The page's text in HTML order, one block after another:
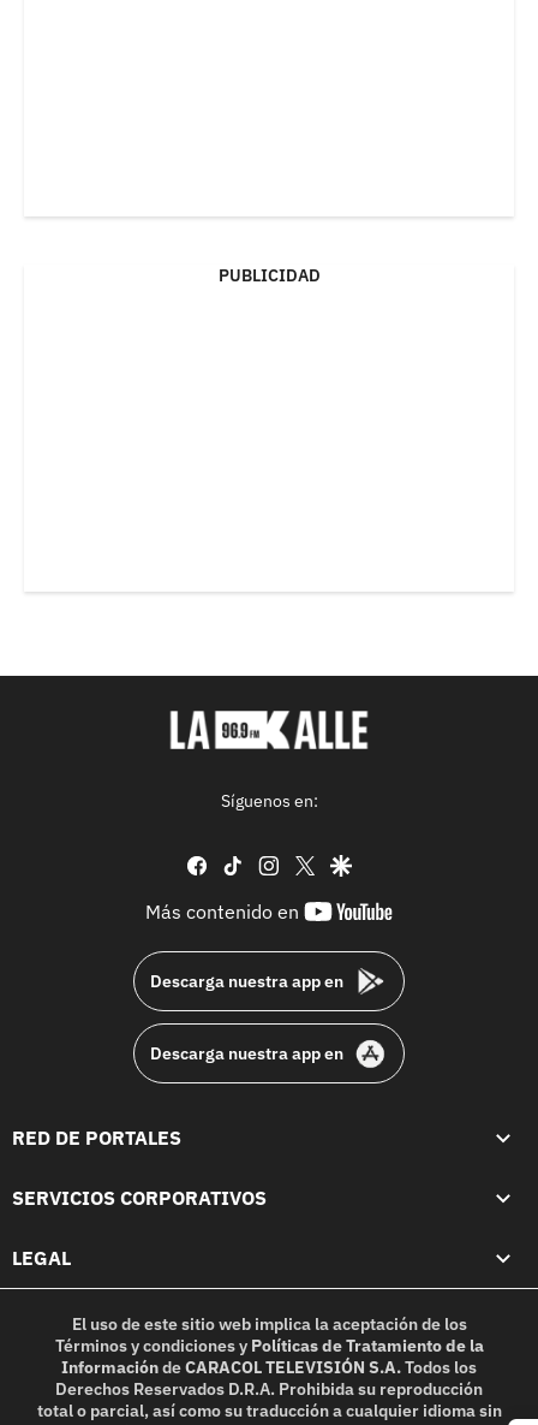
PUBLICIDAD
Síguenos en:
facebook
tiktok instagram
twittergoogle
Más contenido en
youtube-
Descarga nuestra app en
Descarga nuestra app en
RED DE PORTALES
SERVICIOS CORPORATIVOS
LEGAL
El uso de este sitio web implica la aceptación de los
Términos y condicionesy Políticas de Tratamiento de la
InformacióndeCARACOL TELEVISIÓN S.A.Todos los
Derechos Reservados D.R.A. Prohibida su reproducción
total o parcial, así como su traducción a cualquier idioma sin